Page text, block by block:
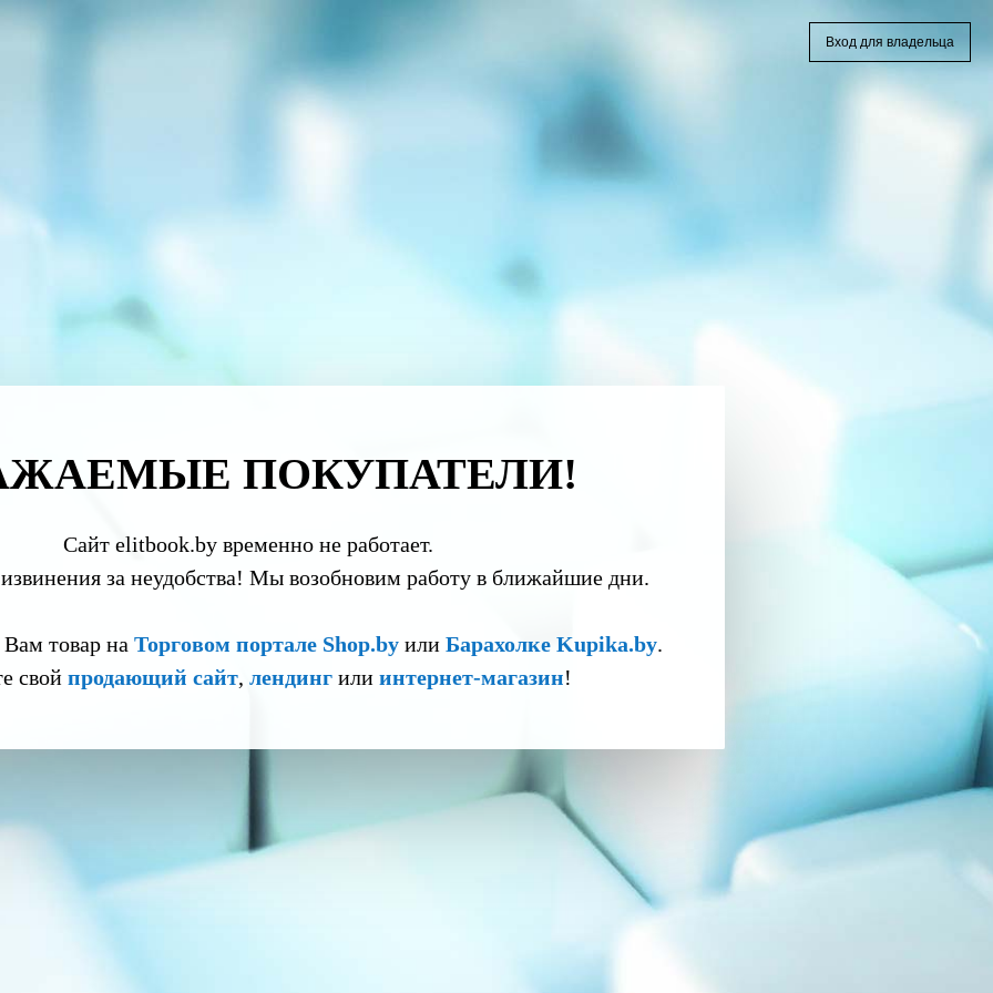
ПОКУПАТЕЛИ!
Сайт elitbook.by временно не работает.
за неудобства! Мы возобновим работу в ближайшие дни.
товар на Торговом портале Shop.byили Барахолке Kupika.by.
свой продающий сайт, лендингили интернет-магазин!
Вход для владельца